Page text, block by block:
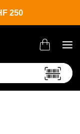
250